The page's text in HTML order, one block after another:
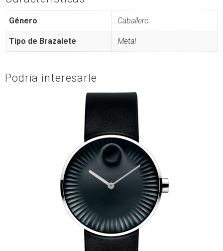
Género Caballero
Tipo de Brazalete Metal
Podría interesarle